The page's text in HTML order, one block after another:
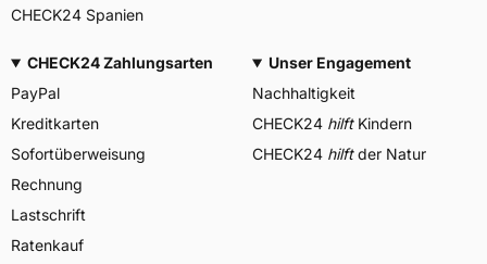
CHECK24 Spanien
CHECK24 Zahlungsarten
PayPal
Kreditkarten
Sofortüberweisung
Rechnung
Lastschrift
Ratenkauf
Unser Engagement
Nachhaltigkeit
CHECK24 hilftKindern
CHECK24 hilftder Natur